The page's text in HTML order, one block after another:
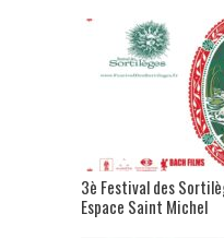
3è Festival des
Espace Saint Michel